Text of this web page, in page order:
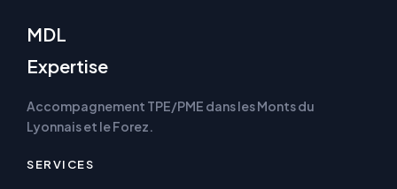
MDL
Expertise
Accompagnement TPE/PME dans les Monts du
Lyonnais et le Forez.
SERVICES